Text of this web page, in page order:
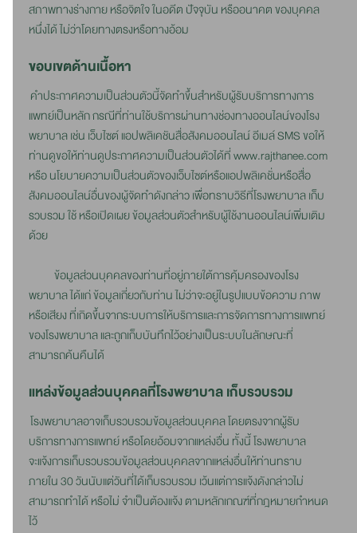
สภาพทางร่างกาย หรือจิตใจ ในอดีต ปัจจุบัน หรืออนาคต ของบุคคล
หนึ่งได้ ไม่ว่าโดยทางตรงหรือทางอ้อม
ขอบเขตด้านเนื้อหา
คำประกาศความเป็นส่วนตัวนี้จัดทำขึ้นสำหรับผู้รับบริการทางการ
แพทย์เป็นหลัก กรณีที่ท่านใช้บริการผ่านทางช่องทางออนไลน์ของโรง
พยาบาล เช่น เว็บไซต์ แอปพลิเคชันสื่อสังคมออนไลน์ อีเมล์ SMS ขอให้
ท่านดูขอให้ท่านดูประกาศความเป็นส่วนตัวได้ที่ www.rajthanee.com
หรือ นโยบายความเป็นส่วนตัวของเว็บไซต์หรือแอปพลิเคชั่นหรือสื่อ
สังคมออนไลน์อื่นของผู้จัดทำดังกล่าว เพื่อทราบวิธีที่โรงพยาบาล เก็บ
รวบรวม ใช้ หรือเปิดเผย ข้อมูลส่วนตัวสำหรับผู้ใช้งานออนไลน์เพิ่มเติม
ด้วย
ข้อมูลส่วนบุคคลของท่านที่อยู่ภายใต้การคุ้มครองของโรง
พยาบาล ได้แก่ ข้อมูลเกี่ยวกับท่าน ไม่ว่าจะอยู่ในรูปแบบข้อความ ภาพ
หรือเสียง ที่เกิดขึ้นจากระบบการให้บริการและการจัดการทางการแพทย์
ของโรงพยาบาล และถูกเก็บบันทึกไว้อย่างเป็นระบบในลักษณะที่
สามารถค้นคืนได้
แหล่งข้อมูลส่วนบุคคลที่โรงพยาบาล เก็บรวบรวม
โรงพยาบาลอาจเก็บรวบรวมข้อมูลส่วนบุคคล โดยตรงจากผู้รับ
บริการทางการแพทย์ หรือโดยอ้อมจากแหล่งอื่น ทั้งนี้ โรงพยาบาล
จะแจ้งการเก็บรวบรวมข้อมูลส่วนบุคคลจากแหล่งอื่นให้ท่านทราบ
ภายใน 30 วันนับแต่วันที่ได้เก็บรวบรวม เว้นแต่การแจ้งดังกล่าวไม่
สามารถทำได้ หรือไม่ จำเป็นต้องแจ้ง ตามหลักเกณฑ์ที่กฎหมายกำหนด
ไว้